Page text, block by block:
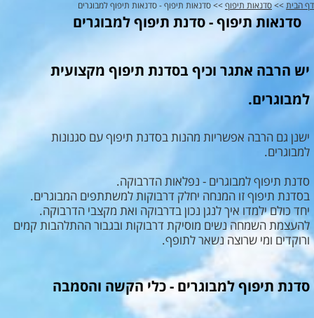
דף הבית >>סדנאות תיפוף >> סדנאות תיפוף - סדנאות תיפוף למבוגרים
סדנאות תיפוף - סדנת תיפוף למבוגרים
יש הרבה אתגר וכיף בסדנת תיפוף מקצועית
למבוגרים.
ישנן גם הרבה אפשריות מהנות בסדנת תיפוף עם סגנונות
למבוגרים.
סדנת תיפוף למבוגרים - נפלאות הדרבוקה.
בסדנת תיפוף זו המנחה יחלק דרבוקות למשתתפים המבוגרים.
יחד כולם ילמדו איך לנגן נכון בדרבוקה ואת מקצבי הדרבוקה.
להעצמת השמחה נשים מוסיקת דרבוקות ובגבור ההתלהבות קמים
ורוקדים ומי שרוצה נשאר לתופף.
סדנת תיפוף למבוגרים - כלי הקשה והסמבה